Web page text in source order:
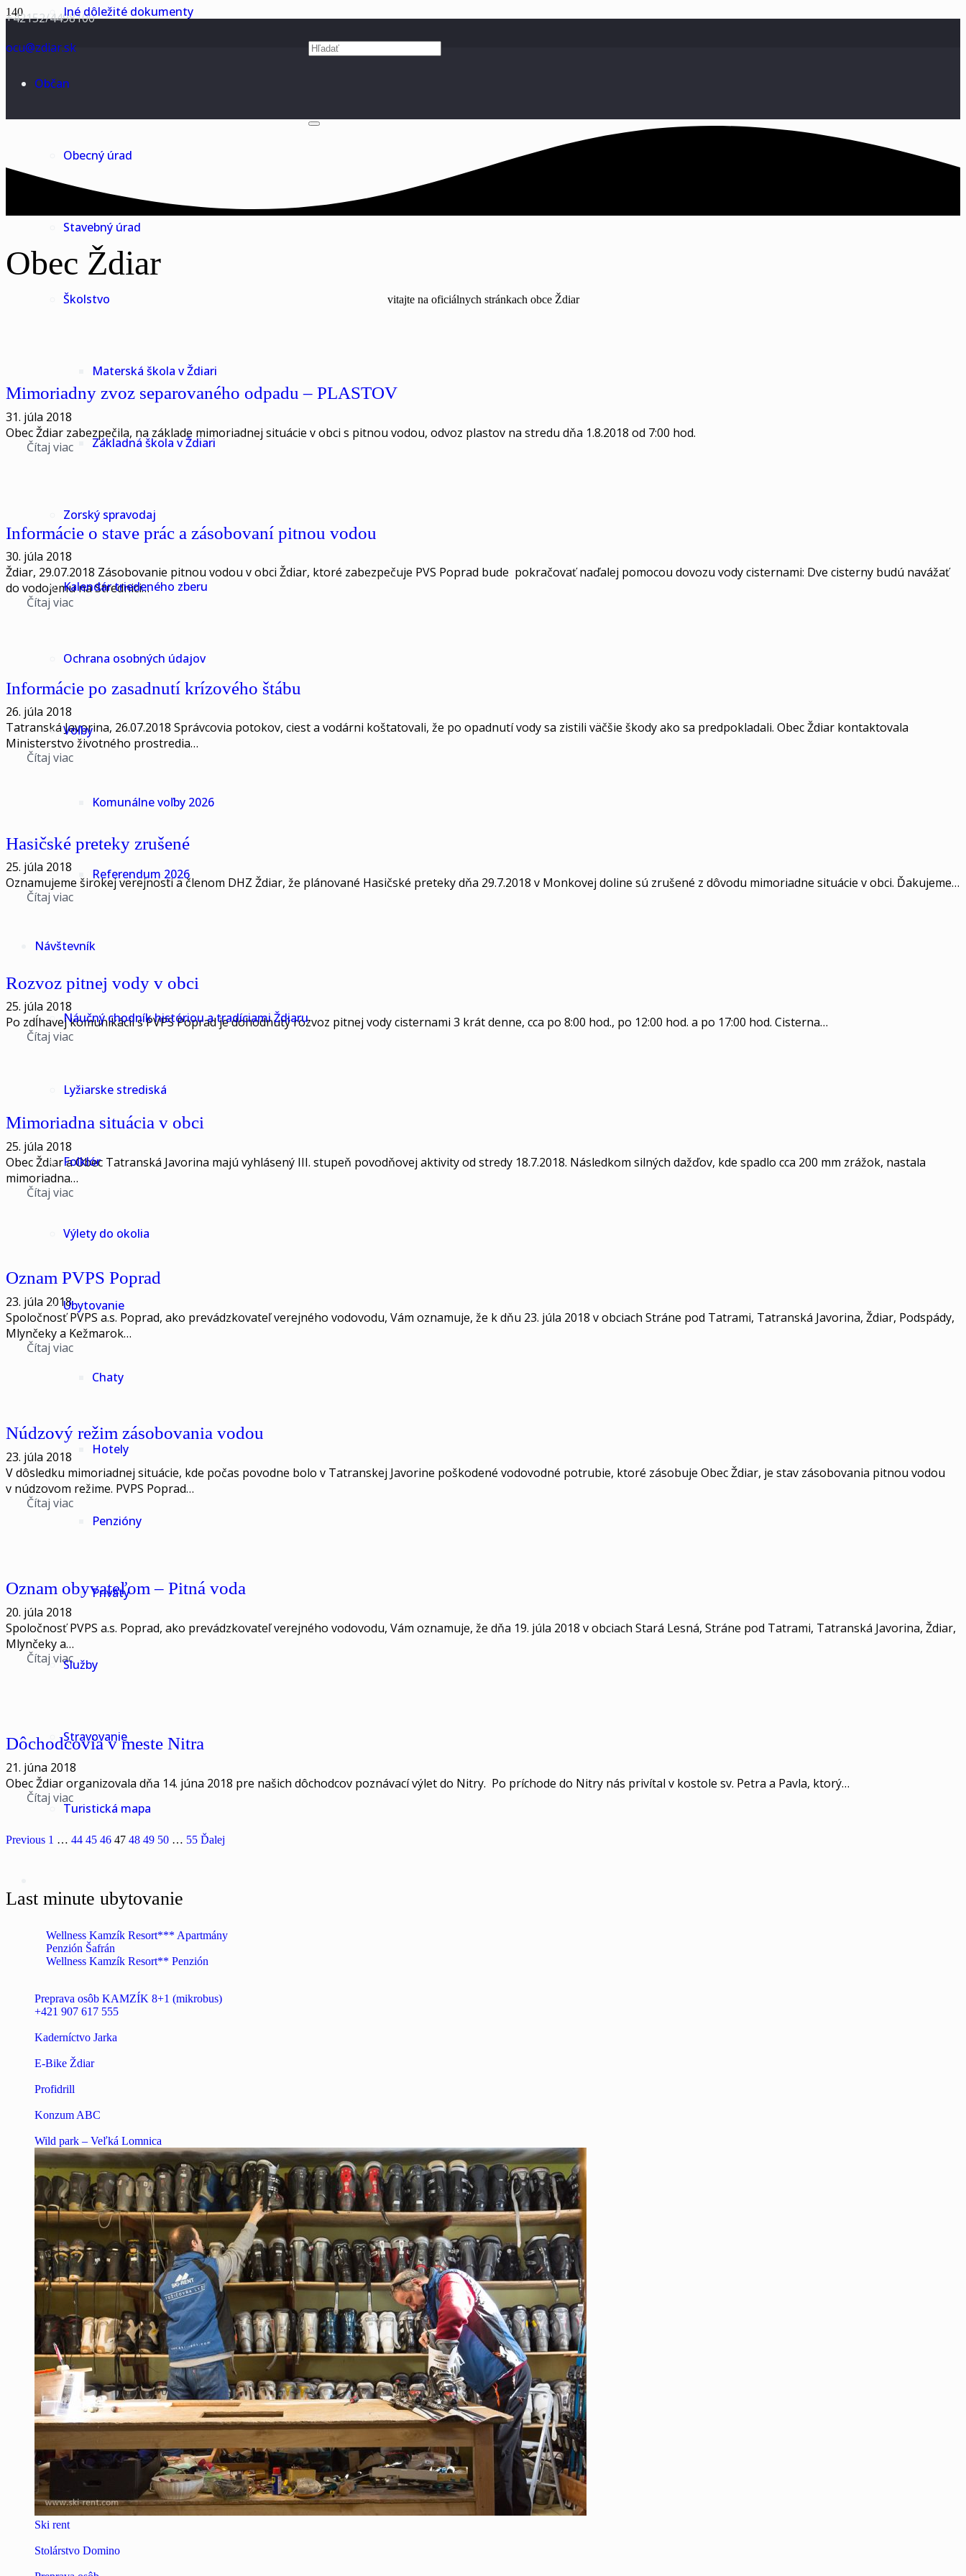
+42152/4498100
ocu@zdiar.sk
Iné dôležité dokumenty
Občan
Obecný úrad
Stavebný úrad
Školstvo
Materská škola v Ždiari
Základná škola v Ždiari
Zorský spravodaj
Kalendár triedeného zberu
Ochrana osobných údajov
Voľby
Komunálne voľby 2026
Referendum 2026
Návštevník
Náučný chodník históriou a tradíciami Ždiaru
Lyžiarske strediská
Folklór
Výlety do okolia
Ubytovanie
Chaty
Hotely
Penzióny
Priváty
Služby
Stravovanie
Turistická mapa
Obec Ždiar
vitajte na oficiálnych stránkach obce Ždiar
Mimoriadny zvoz separovaného odpadu – PLASTOV
31. júla 2018
Obec Ždiar zabezpečila, na základe mimoriadnej situácie v obci s pitnou vodou, odvoz plastov na stredu dňa 1.8.2018 od 7:00 hod.
Čítaj viac
Informácie o stave prác a zásobovaní pitnou vodou
30. júla 2018
Ždiar, 29.07.2018 Zásobovanie pitnou vodou v obci Ždiar, ktoré zabezpečuje PVS Poprad bude pokračovať naďalej pomocou dovozu vody cisternami: Dve cisterny budú navážať
do vodojemu na Strednici…
Čítaj viac
Informácie po zasadnutí krízového štábu
26. júla 2018
Tatranská Javorina, 26.07.2018 Správcovia potokov, ciest a vodárni koštatovali, že po opadnutí vody sa zistili väčšie škody ako sa predpokladali. Obec Ždiar kontaktovala
Ministerstvo životného prostredia…
Čítaj viac
Hasičské preteky zrušené
25. júla 2018
Oznamujeme širokej verejnosti a členom DHZ Ždiar, že plánované Hasičské preteky dňa 29.7.2018 v Monkovej doline sú zrušené z dôvodu mimoriadne situácie v obci. Ďakujeme…
Čítaj viac
Rozvoz pitnej vody v obci
25. júla 2018
Po zdĺhavej komunikácii s PVPS Poprad je dohodnutý rozvoz pitnej vody cisternami 3 krát denne, cca po 8:00 hod., po 12:00 hod. a po 17:00 hod. Cisterna…
Čítaj viac
Mimoriadna situácia v obci
25. júla 2018
Obec Ždiar a Obec Tatranská Javorina majú vyhlásený III. stupeň povodňovej aktivity od stredy 18.7.2018. Následkom silných dažďov, kde spadlo cca 200 mm zrážok, nastala
mimoriadna…
Čítaj viac
Oznam PVPS Poprad
23. júla 2018
Spoločnosť PVPS a.s. Poprad, ako prevádzkovateľ verejného vodovodu, Vám oznamuje, že k dňu 23. júla 2018 v obciach Stráne pod Tatrami, Tatranská Javorina, Ždiar, Podspády,
Mlynčeky a Kežmarok…
Čítaj viac
Núdzový režim zásobovania vodou
23. júla 2018
V dôsledku mimoriadnej situácie, kde počas povodne bolo v Tatranskej Javorine poškodené vodovodné potrubie, ktoré zásobuje Obec Ždiar, je stav zásobovania pitnou vodou
v núdzovom režime. PVPS Poprad…
Čítaj viac
Oznam obyvateľom – Pitná voda
20. júla 2018
Spoločnosť PVPS a.s. Poprad, ako prevádzkovateľ verejného vodovodu, Vám oznamuje, že dňa 19. júla 2018 v obciach Stará Lesná, Stráne pod Tatrami, Tatranská Javorina, Ždiar,
Mlynčeky a…
Čítaj viac
Dôchodcovia v meste Nitra
21. júna 2018
Obec Ždiar organizovala dňa 14. júna 2018 pre našich dôchodcov poznávací výlet do Nitry. Po príchode do Nitry nás privítal v kostole sv. Petra a Pavla, ktorý…
Čítaj viac
Previous 1 … 44 45 46 47 48 49 50 … 55 Ďalej
Last minute ubytovanie
Wellness Kamzík Resort*** Apartmány
Penzión Šafrán
Wellness Kamzík Resort** Penzión
Preprava osôb KAMZÍK 8+1 (mikrobus)
+421 907 617 555
Kaderníctvo Jarka
E-Bike Ždiar
Profidrill
Konzum ABC
Wild park – Veľká Lomnica
Ski rent
Stolárstvo Domino